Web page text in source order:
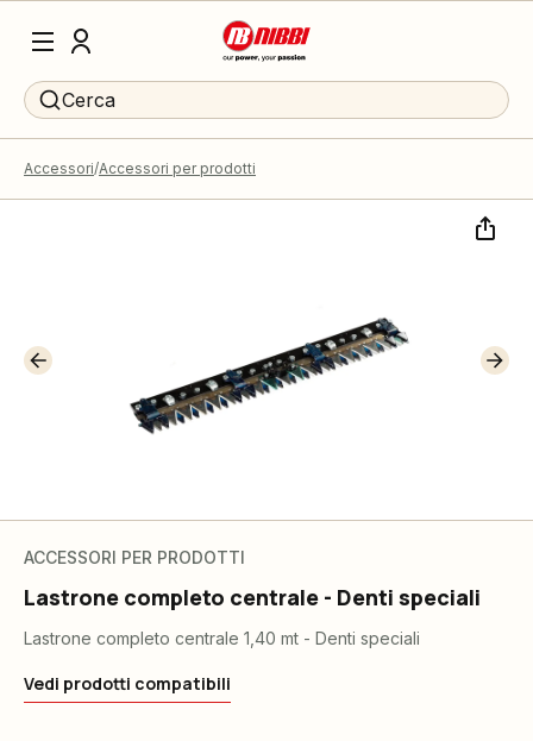
Cerca
Accessori Accessori per prodotti
ACCESSORI PER PRODOTTI
Lastrone completo centrale - Denti speciali
Lastrone completo centrale 1,40 mt - Denti speciali
Vedi prodotti compatibili